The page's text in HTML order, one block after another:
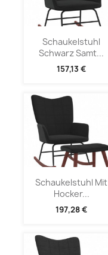
Schaukelstuhl
Schwarz Samt...
157,13 €
Schaukelstuhl Mit
Hocker...
197,28 €